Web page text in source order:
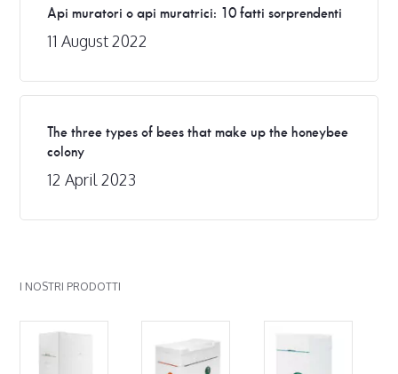
Api muratori o api muratrici: 10 fatti sorprendenti
11 August 2022
The three types of bees that make up the honeybee
colony
12 April 2023
I NOSTRI PRODOTTI